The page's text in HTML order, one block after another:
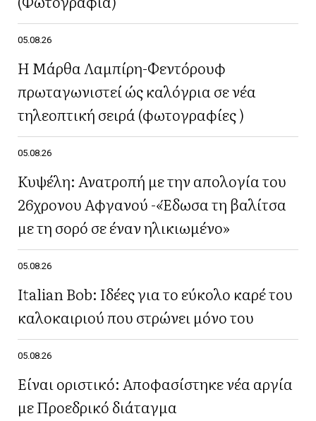
05.08.26
Η Μάρθα Λαμπίρη-Φεντόρουφ
πρωταγωνιστεί ώς καλόγρια σε νέα
τηλεοπτική σειρά (φωτογραφίες )
05.08.26
Κυψέλη: Ανατροπή με την απολογία του
26χρονου Αφγανού -«Έδωσα τη βαλίτσα
με τη σορό σε έναν ηλικιωμένο»
05.08.26
Italian Bob: Ιδέες για το εύκολο καρέ του
καλοκαιριού που στρώνει μόνο του
05.08.26
Είναι οριστικό: Αποφασίστηκε νέα αργία
με Προεδρικό διάταγμα